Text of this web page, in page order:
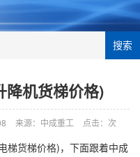
搜索
降机货梯价格)
来源：中成重工 点击： 次
梯货梯价格)，下面跟着中成